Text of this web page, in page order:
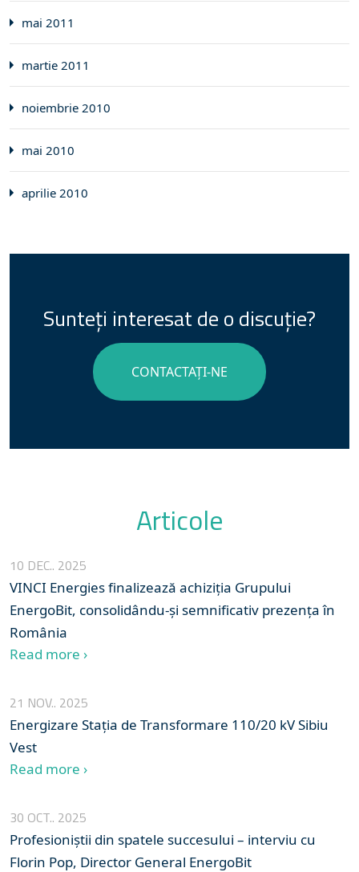
mai 2011
martie 2011
noiembrie 2010
mai 2010
aprilie 2010
Sunteți interesat de o discuție?
CONTACTAȚI-NE
Articole
10 DEC.. 2025
VINCI Energies finalizează achiziția Grupului
EnergoBit, consolidându-și semnificativ prezența în
România
Read more ›
21 NOV.. 2025
Energizare Stația de Transformare 110/20 kV Sibiu
Vest
Read more ›
30 OCT.. 2025
Profesioniștii din spatele succesului – interviu cu
Florin Pop, Director General EnergoBit